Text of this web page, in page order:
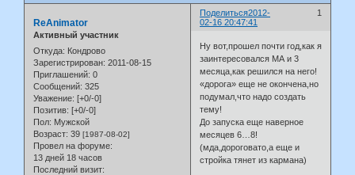
Поделиться 1
2012-
02-16 20:47:41
ReAnimator
Активный участник
Откуда: Кондрово
Зарегистрирован: 2011-08-15
Приглашений: 0
Сообщений: 325
Уважение: [+0/-0]
Позитив: [+0/-0]
Пол: Мужской
Возраст: 39 [1987-08-02]
Провел на форуме:
13 дней 18 часов
Последний визит:
Ну вот,прошел почти год,как я
заинтересовался МА и 3
месяца,как решился на него!
«дорога» еще не окончена,но
подумал,что надо создать
тему!
До запуска еще наверное
месяцев 6…8!
(мда,дороговато,а еще и
стройка тянет из кармана)